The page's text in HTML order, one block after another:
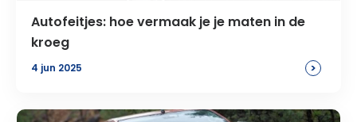
Autofeitjes: hoe vermaak je je maten in de
kroeg
4 jun 2025 >